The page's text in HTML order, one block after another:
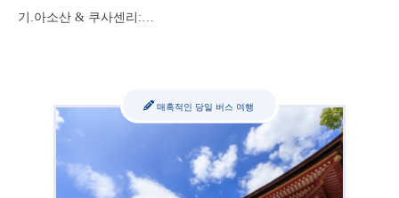
기.아소산 & 쿠사센리:…
매혹적인 당일 버스 여행